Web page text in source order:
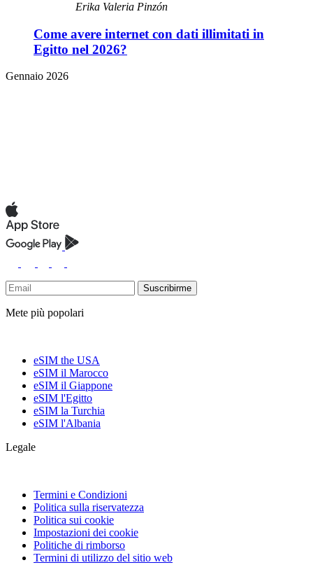
Erika Valeria Pinzón
Come avere internet con dati illimitati in
Egitto nel 2026?
Gennaio 2026
Suscribirme
Mete più popolari
eSIM the USA
eSIM il Marocco
eSIM il Giappone
eSIM l'Egitto
eSIM la Turchia
eSIM l'Albania
Legale
Termini e Condizioni
Politica sulla riservatezza
Politica sui cookie
Impostazioni dei cookie
Politiche di rimborso
Termini di utilizzo del sitio web